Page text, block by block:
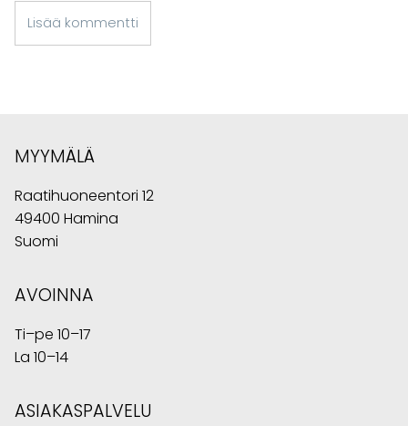
Lisää kommentti
MYYMÄLÄ
Raatihuoneentori 12
49400 Hamina
Suomi
AVOINNA
Ti–pe 10–17
La 10–14
ASIAKASPALVELU